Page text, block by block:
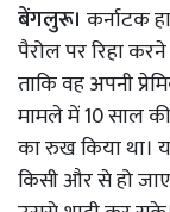
बेंगलुरू। कर्नाटक
पैरोल पर रिहा
ताकि वह अपनी
मामले में 10 साल
का रुख किया था।
किसी और से हो